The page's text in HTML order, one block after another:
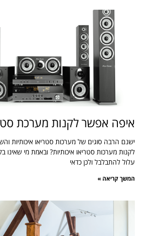
איפה אפשר לקנות מערכת
ישנם הרבה סוגים של מערכות סטריאו איכותיות
לקנות מערכות סטריאו איכותיות? ובאמת מי שאינו
עלול להתבלבל ולכן כדאי
המשך קריאה »